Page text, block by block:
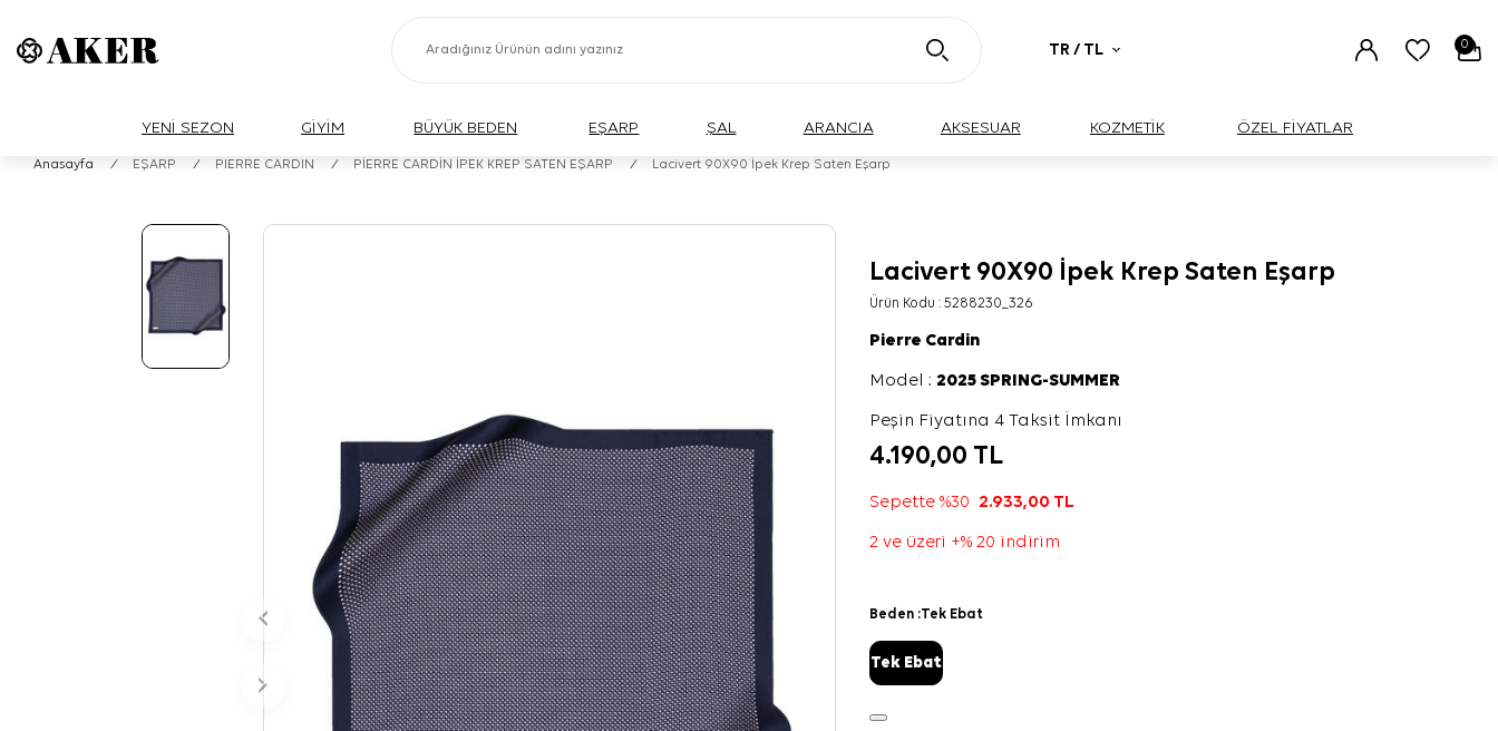
TR / TL 0
YENİ SEZON GİYİM BÜYÜK BEDEN EŞARP ŞAL ARANCIA AKSESUAR KOZMETİK ÖZEL FİYATLAR
Anasayfa / EŞARP / PIERRE CARDIN / PİERRE CARDİN İPEK KREP SATEN EŞARP / Lacivert 90X90 İpek Krep Saten Eşarp
Lacivert 90X90 İpek Krep Saten Eşarp
Ürün Kodu :5288230_326
Pierre Cardin
Model :2025 SPRING-SUMMER
Peşin Fiyatına 4 Taksit İmkanı
4.190,00 TL
Sepette %30 2.933,00 TL
2 ve üzeri +% 20 indirim
Beden :Tek Ebat
Tek Ebat